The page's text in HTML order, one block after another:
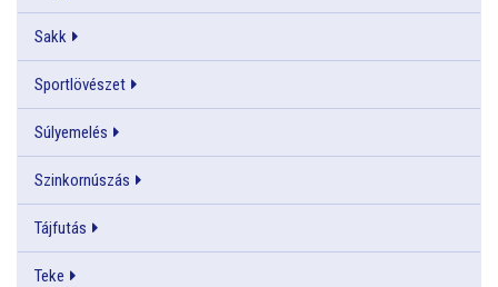
Sakk
Sportlövészet
Súlyemelés
Szinkornúszás
Tájfutás
Teke